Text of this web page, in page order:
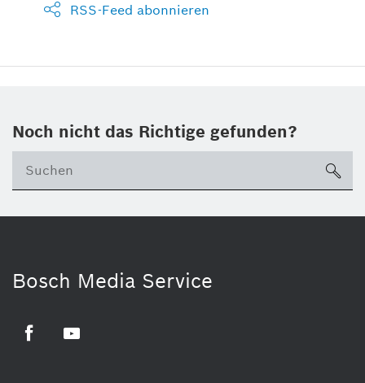
RSS-Feed abonnieren
Noch nicht das Richtige gefunden?
Bosch Media Service